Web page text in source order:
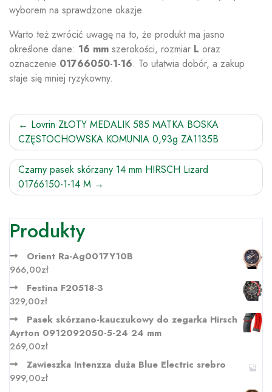
wyborem na sprawdzone okazje.
Warto też zwrócić uwagę na to, że produkt ma jasno
określone dane: 16 mm szerokości, rozmiar L oraz
oznaczenie 01766050-1-16. To ułatwia dobór, a zakup
staje się mniej ryzykowny.
Nawigacja
wpisu
Lovrin ZŁOTY MEDALIK 585 MATKA BOSKA
CZĘSTOCHOWSKA KOMUNIA 0,93g ZA1135B
Czarny pasek skórzany 14 mm HIRSCH Lizard
01766150-1-14 M
Produkty
Orient Ra-Ag0017Y10B
966,00zł
Festina F20518-3
329,00zł
Pasek skórzano-kauczukowy do zegarka Hirsch
Ayrton 0912092050-5-24 24 mm
269,00zł
Zawieszka Intenzza duża Blue Electric srebro
999,00zł